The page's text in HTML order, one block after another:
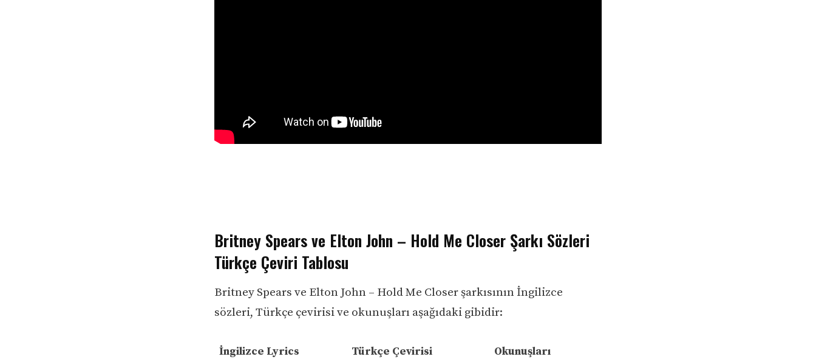
Britney Spears ve Elton John – Hold Me Closer Şarkı Sözleri
Türkçe Çeviri Tablosu
Britney Spears ve Elton John – Hold Me Closer şarkısının İngilizce
sözleri, Türkçe çevirisi ve okunuşları aşağıdaki gibidir:
İngilizce Lyrics Türkçe Çevirisi Okunuşları